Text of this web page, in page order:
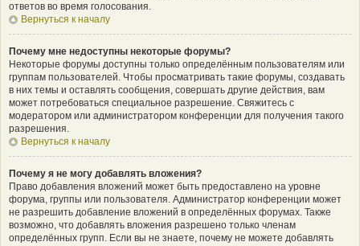
ответов во время голосования.
Вернуться к началу
Почему мне недоступны некоторые форумы?
Некоторые форумы доступны только определённым пользователям или
группам пользователей. Чтобы просматривать такие форумы, создавать
в них темы и оставлять сообщения, совершать другие действия, вам
может потребоваться специальное разрешение. Свяжитесь с
модератором или администратором конференции для получения такого
разрешения.
Вернуться к началу
Почему я не могу добавлять вложения?
Право добавления вложений может быть предоставлено на уровне
форума, группы или пользователя. Администратор конференции может
не разрешить добавление вложений в определённых форумах. Также
возможно, что добавлять вложения разрешено только членам
определённых групп. Если вы не знаете, почему не можете добавлять